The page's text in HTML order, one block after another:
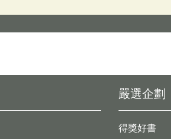
嚴選企劃
得獎好書